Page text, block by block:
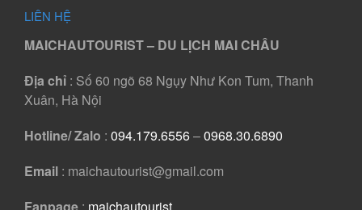
LIÊN HỆ
MAICHAUTOURIST – DU LỊCH MAI CHÂU
Địa chỉ : Số 60 ngõ 68 Ngụy Như Kon Tum, Thanh
Xuân, Hà Nội
Hotline/ Zalo : 094.179.6556–0968.30.6890
Email : maichautourist@gmail.com